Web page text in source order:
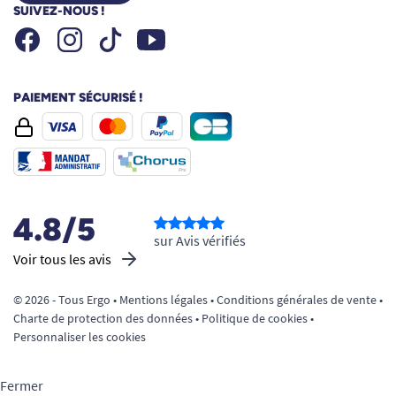
Résumé des atouts du lève drap
Évite totalement la pression des draps et
zones sensibles
Soulage les douleurs et favorise la
cicatrisation
Cadre métallique robuste, finition époxy
Pliable à plat en quelques gestes pour un
rangement facile
Léger (2 kg) et compatible avec tous types
Sécurise et simplifie la vie de l’utilisateur et
des aidants
SUIVEZ-NOUS !
FacebookInstagramTiktok Youtube
PAIEMENT SÉCURISÉ !
4.8/5
Voir tous les avis
sur Avis vérifiés
© 2026 - Tous Ergo • Mentions légales•Conditions générales de vente•
Charte de protection des données• Politique de cookies•
Personnaliser les cookies
Fermer